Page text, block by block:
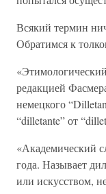
Всякий термин
Обратимся к
редакцией
немецкого
“dilletante” от
«Академический
года. Называет
или искусством,